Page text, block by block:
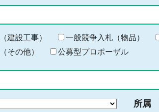
る
キ
ー
ー
入
建設工事） 一般競争入札（物品）
その他）
公募型プロポーザル
所属